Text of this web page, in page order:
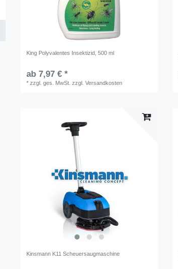
King Polyvalentes Insektizid, 500 ml
ab 7,97 € *
*zzgl. ges. MwSt. zzgl.Versandkosten
Kinsmann K11 Scheuersaugmaschine